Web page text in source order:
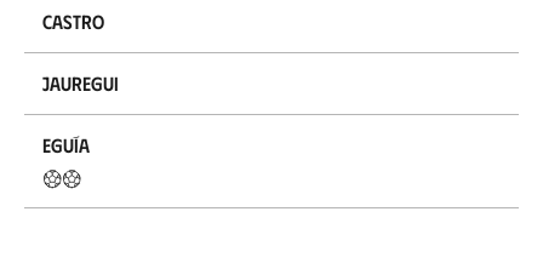
Castro
Jauregui
Eguía